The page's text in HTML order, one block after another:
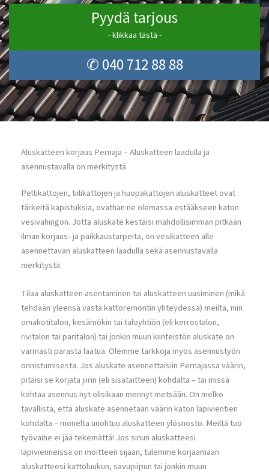
Pyydä tarjous
- klikkaa tästä -
✆ 040 712 88 88
Aluskatteen korjaus Pernaja – Aluskatteen laadulla ja
asennustavalla on merkitystä
Peltikattojen, tiilikattojen ja huopakattojen aluskatteet ovat
tärkeitä kapistuksia, ovathan ne olemassa estääkseen katon
vesivahingon. Jotta aluskate kestäisi mahdollisimman pitkään
ilman korjaus- ja paikkaustarpeita, on vesikatteen alle
asennettavan aluskatteen laadulla sekä asennustavalla
merkitystä.
Tilaa aluskatteen asentaminen tai aluskatteen uusiminen (mikä
tehdään yleensä vasta kattoremontin yhteydessä) meiltä, niin
omakotitalon, kesämökin tai taloyhtiön (eli kerrostalon,
rivitalon tai paritalon) tai jonkin muun kiinteistön aluskate on
varmasti parasta laatua. Olemme tarkkoja myös asennustyön
onnistumisesta. Jos aluskate asennettaisiin Pernajassa väärin,
pitäisi se korjata jiirin (eli sisätaitteen) kohdalta – tai missä
kohtaa asennus nyt olisikaan mennyt metsään. On melko
tavallista, että aluskate asennetaan väärin katon läpivientien
kohdalta – monelta unohtuu aluskatteen ylösnosto. Meiltä tuo
työvaihe ei jää tekemättä! Jos sinun aluskatteesi
läpivienneissä on moitteen sijaan, tulemme korjaamaan
aluskatteesi kattoluukun, savupiipun tai jonkin muun